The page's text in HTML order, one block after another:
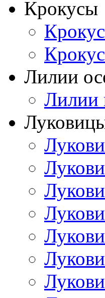
Крокусы
Лилии
Лилии